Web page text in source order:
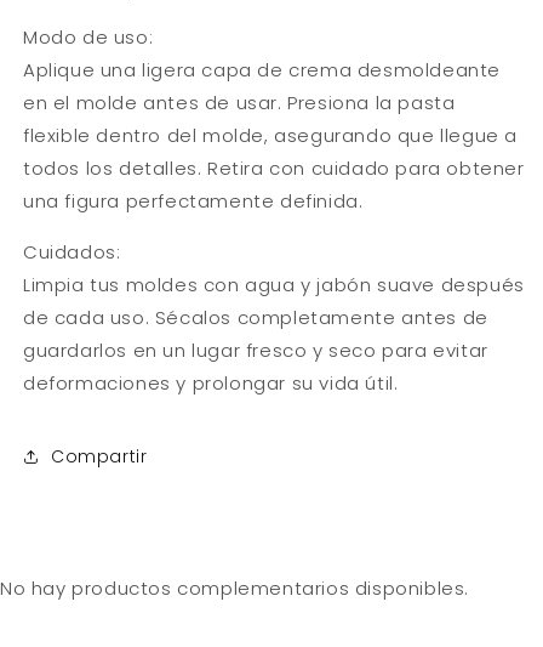
Modo de uso:
Aplique una ligera capa de crema desmoldeante
en el molde antes de usar. Presiona la pasta
flexible dentro del molde, asegurando que llegue a
todos los detalles. Retira con cuidado para obtener
una figura perfectamente definida.
Cuidados:
Limpia tus moldes con agua y jabón suave después
de cada uso. Sécalos completamente antes de
guardarlos en un lugar fresco y seco para evitar
deformaciones y prolongar su vida útil.
Compartir
No hay productos complementarios disponibles.